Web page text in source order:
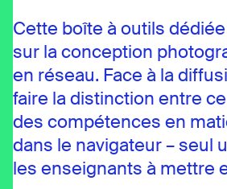
Organisation
Partenariats
Cette boîte à outils dédiée
sur la conception
en réseau. Face à la
faire la distinction entre
des compétences en
dans le navigateur – seul
les enseignants à mettre